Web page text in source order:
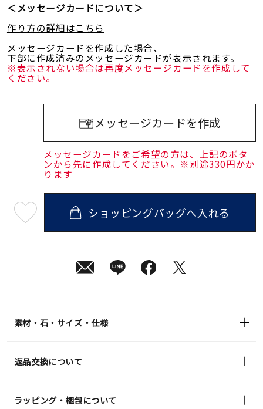
＜メッセージカードについて＞
作り方の詳細はこちら
メッセージカードを作成した場合、
下部に作成済みのメッセージカードが表示されます。
※表示されない場合は再度メッセージカードを作成して
ください。
メッセージカードを作成
メッセージカードをご希望の方は、上記のボタ
ンから先に作成してください。※別途330円かか
ります
08
ショッピングバッグへ入れる
素材・石・サイズ・仕様
返品交換について
ラッピング・梱包について